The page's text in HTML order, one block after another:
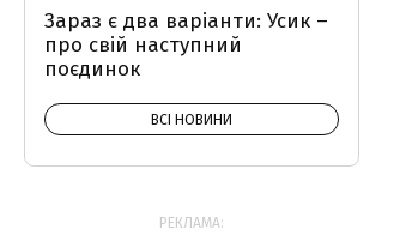
Зараз є два варіанти: Усик –
про свій наступний
поєдинок
ВСІ НОВИНИ
РЕКЛАМА: